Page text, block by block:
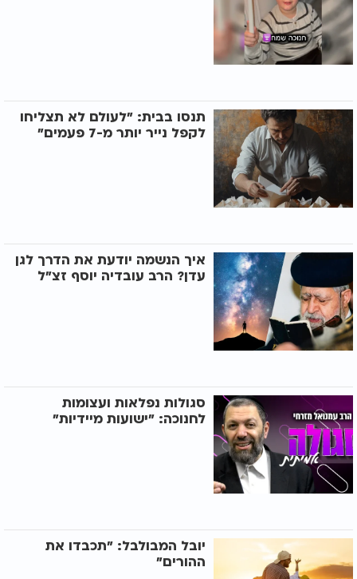
תנסו בבית: "לעולם לא תצליחו
לקפל נייר יותר מ-7 פעמים"
איך הנשמה יודעת את הדרך לגן
עדן? הרב עובדיה יוסף זצ"ל
סגולות נפלאות ועצומות
לחנוכה: "ישועות מיידיות"
יובל המבולבל: "תכבדו את
ההורים"